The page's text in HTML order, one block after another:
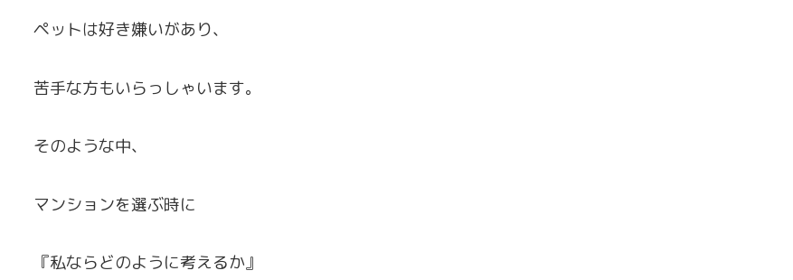
ペットは好き嫌いがあり、
苦手な方もいらっしゃいます。
そのような中、
マンションを選ぶ時に
『私ならどのように考えるか』